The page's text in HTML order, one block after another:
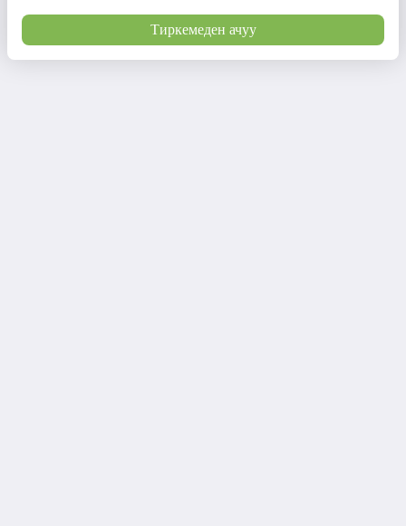
Тиркемеден ачуу